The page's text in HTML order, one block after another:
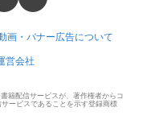
画・バナー広告について
営会社
籍配信サービスが、著作権者からコ
ービスであることを示す登録商標